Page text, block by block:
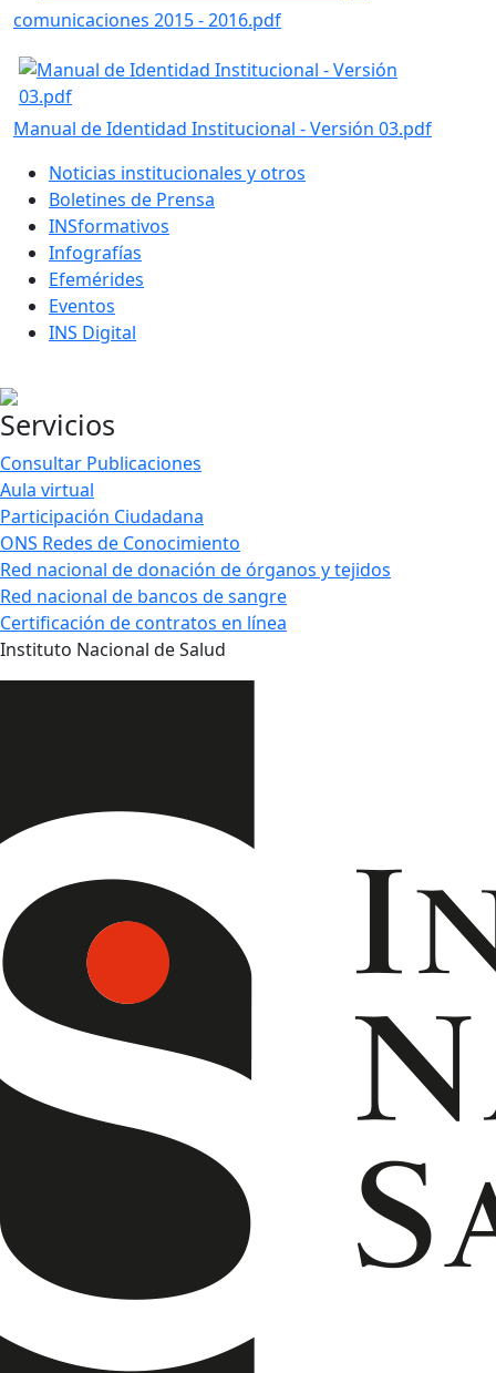
comunicaciones 2015 - 2016.pdf
Manual de Identidad Institucional - Versión 03.pdf
Noticias institucionales y otros
Boletines de Prensa
INSformativos
Infografías
Efemérides
Eventos
INS Digital
Servicios
Consultar Publicaciones
Aula virtual
Participación Ciudadana
ONS Redes de Conocimiento
Red nacional de donación de órganos y tejidos
Red nacional de bancos de sangre
Certificación de contratos en línea
Instituto Nacional de Salud